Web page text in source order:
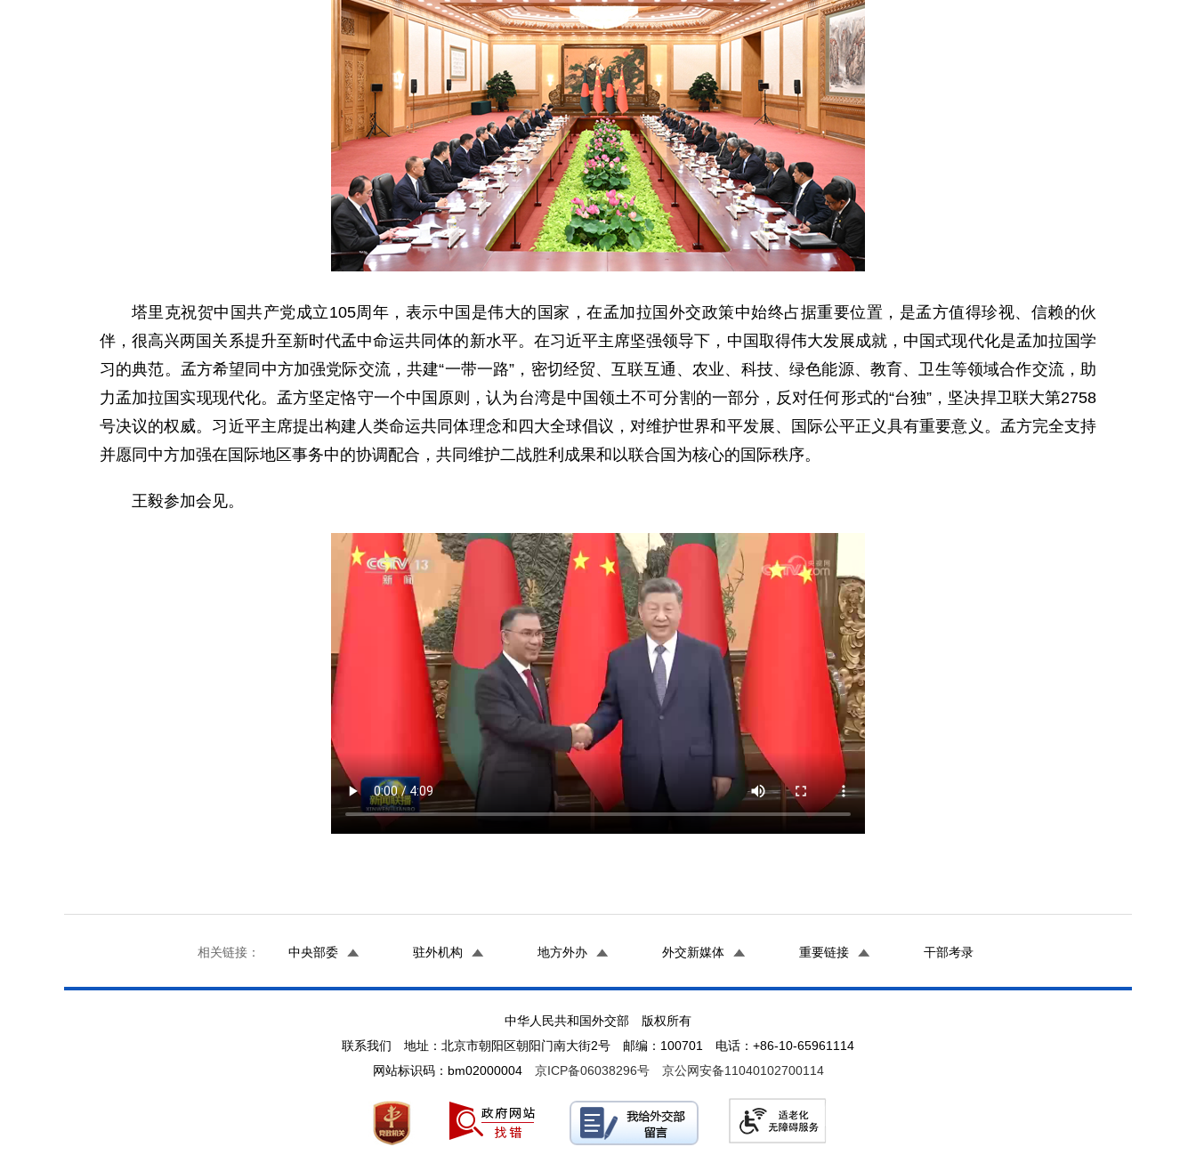
塔里克祝贺中国共产党成立105周年，表示中国是伟大的国家，在孟加拉国外交政策中始终占据重要位置，是孟方值得珍视、信赖的伙
伴，很高兴两国关系提升至新时代孟中命运共同体的新水平。在习近平主席坚强领导下，中国取得伟大发展成就，中国式现代化是孟加拉国学
习的典范。孟方希望同中方加强党际交流，共建“一带一路”，密切经贸、互联互通、农业、科技、绿色能源、教育、卫生等领域合作交流，助
力孟加拉国实现现代化。孟方坚定恪守一个中国原则，认为台湾是中国领土不可分割的一部分，反对任何形式的“台独”，坚决捍卫联大第2758
号决议的权威。习近平主席提出构建人类命运共同体理念和四大全球倡议，对维护世界和平发展、国际公平正义具有重要意义。孟方完全支持
并愿同中方加强在国际地区事务中的协调配合，共同维护二战胜利成果和以联合国为核心的国际秩序。
王毅参加会见。
相关链接： 中央部委 驻外机构 地方外办 外交新媒体 重要链接 干部考录
中华人民共和国外交部 版权所有
联系我们 地址：北京市朝阳区朝阳门南大街2号 邮编：100701 电话：+86-10-65961114
网站标识码：bm02000004 京ICP备06038296号 京公网安备11040102700114